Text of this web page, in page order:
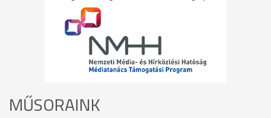
MŰSORAINK